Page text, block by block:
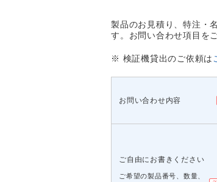
製品のお見積り、特注・
す。お問い合わせ項目を
※ 検証機貸出のご依頼は
お問い合わせ内容
ご自由にお書きください
ご希望の製品番号、数量、